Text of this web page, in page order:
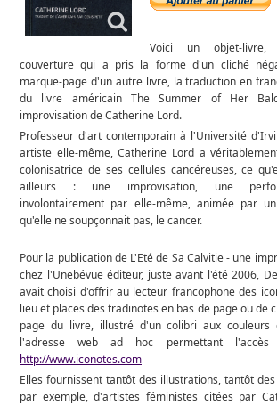
Voici un objet-livre,
couverture qui a pris la forme d'un cliché
marque-page d'un autre livre, la traduction en
du livre américain The Summer of Her
improvisation de Catherine Lord.
Professeur d'art contemporain à l'Université
artiste elle-même, Catherine Lord a
colonisatrice de ses cellules cancéreuses, ce
ailleurs : une improvisation, une
involontairement par elle-même, animée par
qu'elle ne soupçonnait pas, le cancer.
Pour la publication de L'Eté de Sa Calvitie - une
chez l'Unebévue éditeur, juste avant l'été 2006,
avait choisi d'offrir au lecteur francophone des
lieu et places des tradinotes en bas de page ou de
page du livre, illustré d'un colibri aux couleurs
l'adresse web ad hoc permettant
http://www.iconotes.com
Elles fournissent tantôt des illustrations, tantôt
par exemple, d'artistes féministes citées par